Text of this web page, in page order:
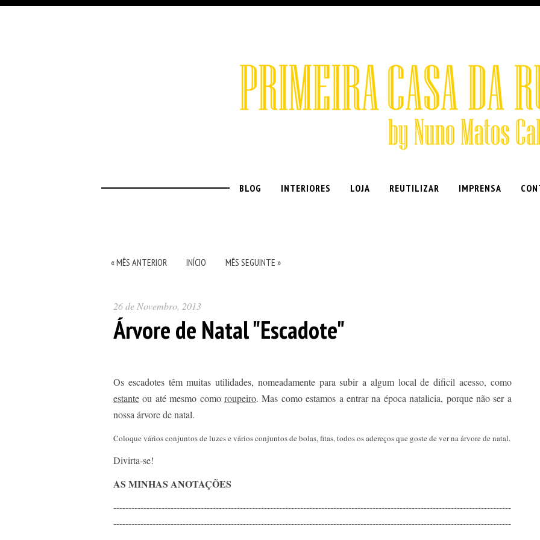
BLOG INTERIORES LOJA REUTILIZAR IMPRENSA
« MÊS ANTERIOR INÍCIO MÊS SEGUINTE »
26 de Novembro, 2013
Árvore de Natal "Escadote"
Os escadotes têm muitas utilidades, nomeadamente para subir a algum local de dificil acesso, como
estante ou até mesmo como roupeiro. Mas como estamos a entrar na época natalicia, porque não ser a
nossa árvore de natal.
Coloque vários conjuntos de luzes e vários conjuntos de bolas, fitas, todos os adereços que goste de ver na árvore de natal.
Divirta-se!
AS MINHAS ANOTAÇÕES
------------------------------------------------------------------------------------------------------------------------------------
------------------------------------------------------------------------------------------------------------------------------------